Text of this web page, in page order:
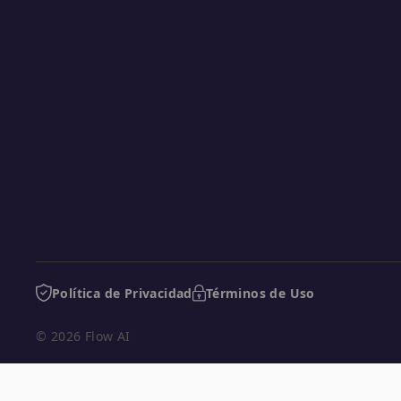
Política de Privacidad Términos de Uso
© 2026 Flow AI
Bobby, the world's first financial AI Agent, is developed